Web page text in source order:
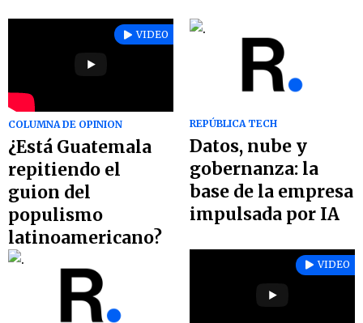
VIDEO
COLUMNA DE OPINION
¿Está Guatemala
repitiendo el
guion del
populismo
latinoamericano?
REPÚBLICA TECH
Datos, nube y
gobernanza: la
base de la empresa
impulsada por IA
VIDEO